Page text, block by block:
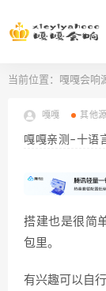
当前位置： 嘎嘎会响
嘎嘎 其他
嘎嘎亲测–十语
搭建也是很简
包里。
有兴趣可以自